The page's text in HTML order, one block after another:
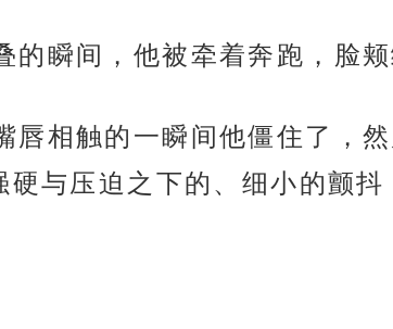
瞬间，他被牵着奔跑，脸颊
唇相触的一瞬间他僵住了，
与压迫之下的、细小的颤抖